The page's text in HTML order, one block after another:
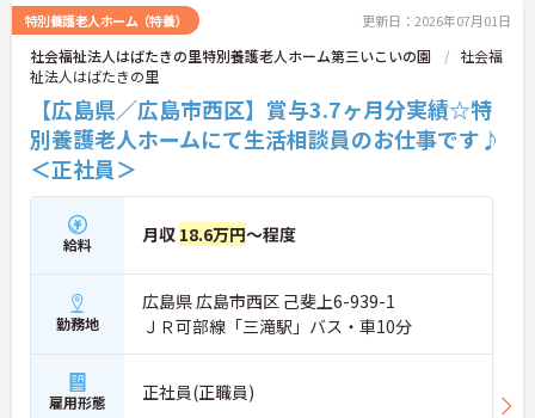
特別養護老人ホーム（特養） 更新日：2026年07月01日
社会福祉法人はばたきの里特別養護老人ホーム第三いこいの園
社会福
祉法人はばたきの里
【広島県／広島市西区】賞与3.7ヶ月分実績☆特
別養護老人ホームにて生活相談員のお仕事です♪
＜正社員＞
給料 月収 18.6万円～程度
勤務地
広島県 広島市西区 己斐上6-939-1
ＪＲ可部線「三滝駅」バス・車10分
雇用形態 正社員(正職員)